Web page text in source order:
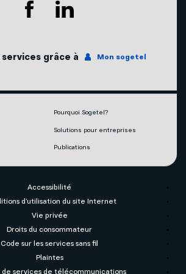
autorisés
grâce à Mon sogetel
Pourquoi Sogetel?
Solutions pour entreprises
Publications
Accessibilité
d’utilisation du site Internet
Vie privée
Droits du consommateur
Code sur les services sans fil
Plaintes
services de télécommunications